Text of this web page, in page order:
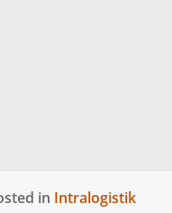
in Intralogistik